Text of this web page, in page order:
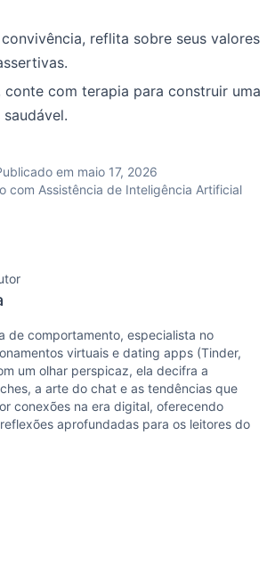
reflita sobre seus valores
conte com terapia para construir uma
em maio 17, 2026
com Assistência de Inteligência Artificial
de comportamento, especialista no
virtuais e dating apps (Tinder,
um olhar perspicaz, ela decifra a
a arte do chat e as tendências que
conexões na era digital, oferecendo
aprofundadas para os leitores do